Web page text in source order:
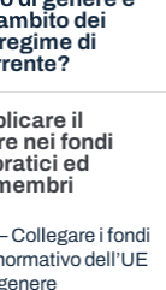
dei
di
il
nei fondi
ed
Collegare i fondi
dell’UE